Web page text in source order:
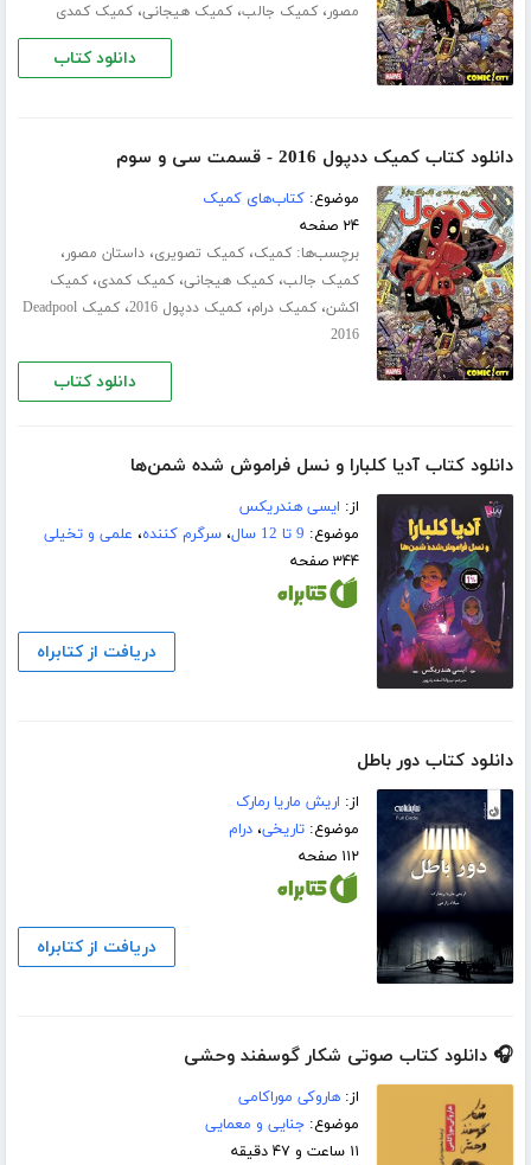
مصور،کمیک جالب،کمیک هیجانی،کمیک کمدی
دانلود کتاب
دانلود کتاب کمیک ددپول 2016 - قسمت سی‌ و سوم
موضوع:کتاب‌های کمیک
۲۴ صفحه
برچسب‌ها:کمیک،کمیک تصویری،داستان مصور،
کمیک جالب،کمیک هیجانی،کمیک کمدی،کمیک
اکشن،کمیک درام،کمیک ددپول 2016 ،
کمیک Deadpool
2016
دانلود کتاب
دانلود کتاب آدیا کلبارا و نسل فراموش شده شمن‌ها
از: ایسی هندریکس
موضوع: 9 تا 12 سال ،سرگرم کننده، علمی و تخیلی
۳۴۴ صفحه
دریافت از کتابراه
دانلود کتاب دور باطل
از: اریش ماریا رمارک
موضوع:تاریخی،درام
۱۱۲ صفحه
دریافت از کتابراه
🎧 دانلود کتاب صوتی شکار گوسفند وحشی
از:هاروکی موراکامی
موضوع:جنایی و معمایی
۱۱ ساعت و ۴۷ دقیقه